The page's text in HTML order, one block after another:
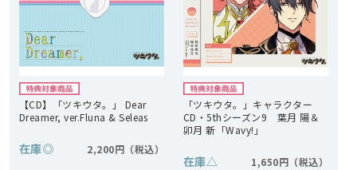
【CD】「ツキウタ。」 Dear
Dreamer, ver.Fluna & Seleas
在庫◎ 2,200円
「ツキウタ。」キャラクター
CD・5thシーズン9 葉月 陽＆
卯月 新「Wavy!」
在庫△ 1,650円